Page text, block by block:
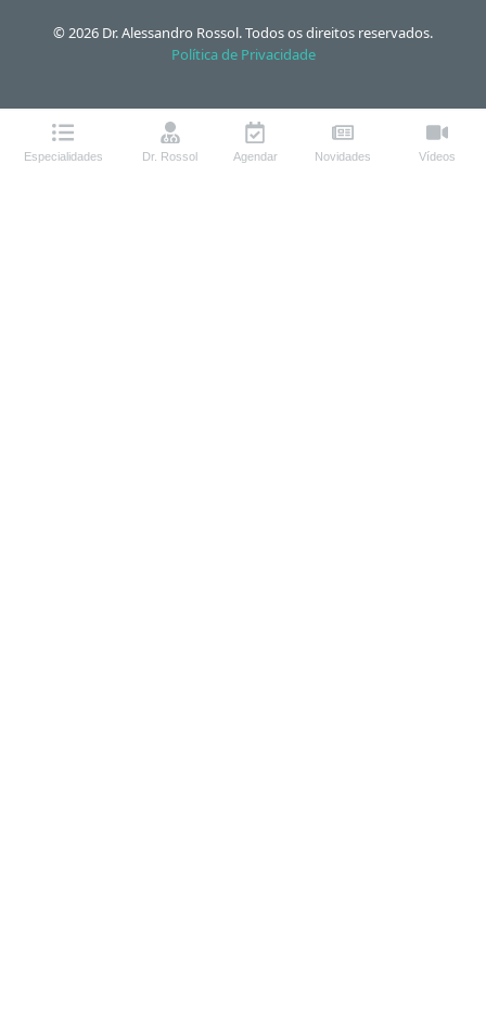
© 2026 Dr. Alessandro Rossol. Todos os direitos reservados.
Política de Privacidade
Especialidades Dr. Rossol Agendar Novidades Vídeos